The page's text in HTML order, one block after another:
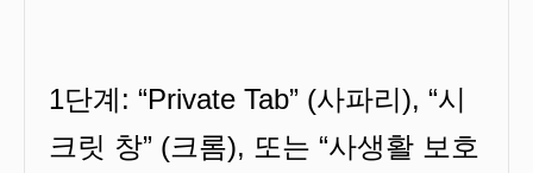
1단계: “Private Tab” (사파리), “시
크릿 창” (크롬), 또는 “사생활 보호